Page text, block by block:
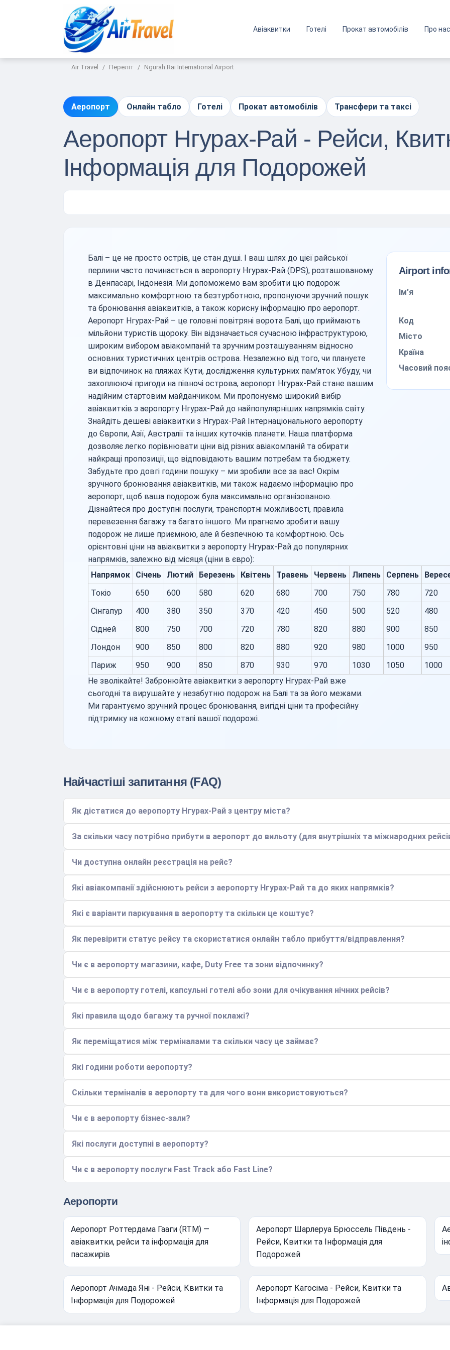
Авіаквитки Готелі Прокат автомобілів Про нас
Air Travel Переліт Ngurah Rai International Airport
Аеропорт Онлайн табло Готелі Прокат автомобілів Трансфери та таксі
Аеропорт Нгурах-Рай - Рейси,
Інформація для Подорожей
Балі – це не просто острів, це стан душі. І ваш шлях до цієї райської
перлини часто починається в аеропорту Нгурах-Рай (DPS), розташованому
в Денпасарі, Індонезія. Ми допоможемо вам зробити цю подорож
максимально комфортною та безтурботною, пропонуючи зручний пошук
та бронювання авіаквитків, а також корисну інформацію про аеропорт.
Аеропорт Нгурах-Рай – це головні повітряні ворота Балі, що приймають
мільйони туристів щороку. Він відзначається сучасною інфраструктурою,
широким вибором авіакомпаній та зручним розташуванням відносно
основних туристичних центрів острова. Незалежно від того, чи плануєте
ви відпочинок на пляжах Кути, дослідження культурних пам'яток Убуду, чи
захоплюючі пригоди на півночі острова, аеропорт Нгурах-Рай стане вашим
надійним стартовим майданчиком. Ми пропонуємо широкий вибір
авіаквитків з аеропорту Нгурах-Рай до найпопулярніших напрямків світу.
Знайдіть дешеві авіаквитки з Нгурах-Рай Інтернаціонального аеропорту
до Європи, Азії, Австралії та інших куточків планети. Наша платформа
дозволяє легко порівнювати ціни від різних авіакомпаній та обирати
найкращі пропозиції, що відповідають вашим потребам та бюджету.
Забудьте про довгі години пошуку – ми зробили все за вас! Окрім
зручного бронювання авіаквитків, ми також надаємо інформацію про
аеропорт, щоб ваша подорож була максимально організованою.
Дізнайтеся про доступні послуги, транспортні можливості, правила
перевезення багажу та багато іншого. Ми прагнемо зробити вашу
подорож не лише приємною, але й безпечною та комфортною. Ось
орієнтовні ціни на авіаквитки з аеропорту Нгурах-Рай до популярних
напрямків, залежно від місяця (ціни в євро):
Напрямок
Січень Лютий Березень Квітень Травень Червень Липень Серпень
Токіо
650 600 580 620 680 700 750 780
720
Сінгапур
400 380 350 370 420 450 500 520
480
Сідней
800 750 700 720 780 820 880 900
850
Лондон
900 850 800 820 880 920 980 1000
950
Париж
950 900 850 870 930 970 1030 1050
1000
Не зволікайте! Забронюйте авіаквитки з аеропорту Нгурах-Рай вже
сьогодні та вирушайте у незабутню подорож на Балі та за його межами.
Ми гарантуємо зручний процес бронювання, вигідні ціни та професійну
підтримку на кожному етапі вашої подорожі.
Airport
Ім'я
Код
Місто
Країна
Часовий
Найчастіші запитання (FAQ)
Як дістатися до аеропорту Нгурах-Рай з центру міста?
За скільки часу потрібно прибути в аеропорт до вильоту (для внутрішніх та міжнародних
Чи доступна онлайн реєстрація на рейс?
Які авіакомпанії здійснюють рейси з аеропорту Нгурах-Рай та до яких напрямків?
Які є варіанти паркування в аеропорту та скільки це коштує?
Як перевірити статус рейсу та скористатися онлайн табло прибуття/відправлення?
Чи є в аеропорту магазини, кафе, Duty Free та зони відпочинку?
Чи є в аеропорту готелі, капсульні готелі або зони для очікування нічних рейсів?
Які правила щодо багажу та ручної поклажі?
Як переміщатися між терміналами та скільки часу це займає?
Які години роботи аеропорту?
Скільки терміналів в аеропорту та для чого вони використовуються?
Чи є в аеропорту бізнес-зали?
Які послуги доступні в аеропорту?
Чи є в аеропорту послуги Fast Track або Fast Line?
Аеропорти
Аеропорт Роттердама Гааги (RTM) —
авіаквитки, рейси та інформація для
пасажирів
Аеропорт Шарлеруа Брюссель Південь -
Рейси, Квитки та Інформація для
Подорожей
Аеропорт Ачмада Яні - Рейси, Квитки та
Інформація для Подорожей
Аеропорт Кагосіма - Рейси, Квитки та
Інформація для Подорожей